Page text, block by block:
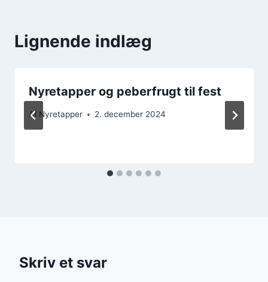
Lignende indlæg
Nyretapper og peberfrugt til fest
Af Nyretapper 2. december 2024
Skriv et svar